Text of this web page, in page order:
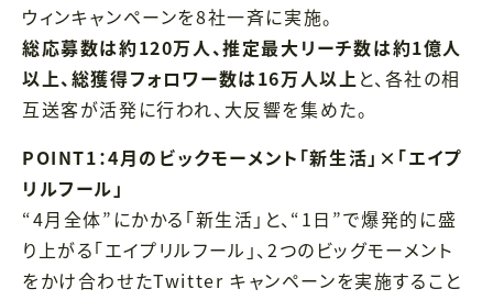
ウィンキャンペーンを8社一斉に実施。
総応募数は約120万人、推定最大リーチ数は約1億人
以上、総獲得フォロワー数は16万人以上と、各社の相
互送客が活発に行われ、大反響を集めた。
POINT1：4月のビックモーメント「新生活」×「エイプ
リルフール」
“4月全体”にかかる「新生活」と、“1日”で爆発的に盛
り上がる「エイプリルフール」、2つのビッグモーメント
をかけ合わせたTwitter キャンペーンを実施すること